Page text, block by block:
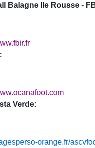
Balagne Ile Rousse -
Verde:
orange.fr/